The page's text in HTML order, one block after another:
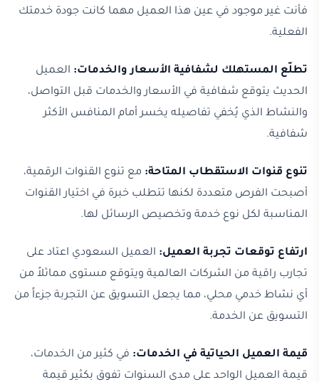
فأنت غير موجود في عين هذا العميل مهما كانت جودة خدمتك
الفعلية.
تطلّع المستهلك لشفافية الأسعار والخدمات: العميل
الحديث يتوقع شفافية في الأسعار والخدمات قبل التواصل،
والنشاط الذي يُخفي تفاصيله يخسر أمام المنافس الأكثر
شفافية.
تنوع قنوات الاستقطاب المتاحة: مع تنوع القنوات الرقمية،
أصبحت الفرص متعددة لكنها تتطلب خبرة في اختيار القنوات
المناسبة لكل نوع خدمة وتخصيص الرسائل لها.
ارتفاع توقعات تجربة العميل: العميل السعودي اعتاد على
تجارب راقية من الشركات العالمية ويتوقع مستوى مماثلاً من
أي نشاط خدمي محلي، مما يجعل التسويق عن التجربة جزءاً من
التسويق عن الخدمة.
قيمة العميل الحياتية في الخدمات: في كثير من الخدمات،
قيمة العميل الواحد على مدى السنوات تفوق بكثير قيمة